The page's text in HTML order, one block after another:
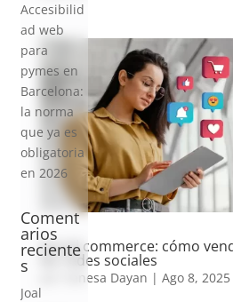
Social commerce: cómo
las redes sociales
Vanesa Dayan | Ago 8, 2025
Accesibilid
ad web
para
pymes en
Barcelona:
la norma
que ya es
obligatoria
en 2026
Coment
arios
reciente
s
Joal